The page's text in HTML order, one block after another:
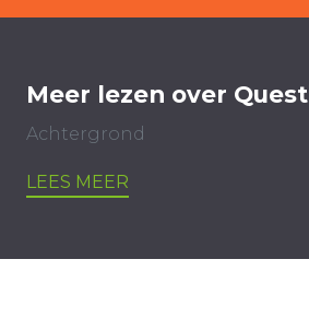
Meer lezen over
Achtergrond
LEES MEER